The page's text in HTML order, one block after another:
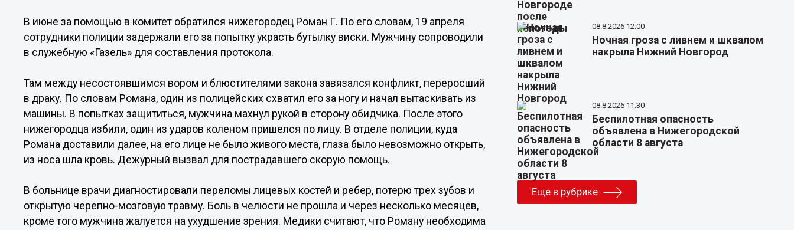
В июне за помощью в комитет обратился нижегородец Роман Г. По его словам, 19 апреля
сотрудники полиции задержали его за попытку украсть бутылку виски. Мужчину сопроводили
в служебную «Газель» для составления протокола.
Там между несостоявшимся вором и блюстителями закона завязался конфликт, переросший
в драку. По словам Романа, один из полицейских схватил его за ногу и начал вытаскивать из
машины. В попытках защититься, мужчина махнул рукой в сторону обидчика. После этого
нижегородца избили, один из ударов коленом пришелся по лицу. В отделе полиции, куда
Романа доставили далее, на его лице не было живого места, глаза было невозможно открыть,
из носа шла кровь. Дежурный вызвал для пострадавшего скорую помощь.
В больнице врачи диагностировали переломы лицевых костей и ребер, потерю трех зубов и
открытую черепно-мозговую травму. Боль в челюсти не прошла и через несколько месяцев,
кроме того мужчина жалуется на ухудшение зрения. Медики считают, что Роману необходима
08.8.2026 12:00
Ночная гроза с ливнем и шквалом
накрыла Нижний Новгород
08.8.2026 11:30
Беспилотная опасность
объявлена в Нижегородской
области 8 августа
Еще в рубрике